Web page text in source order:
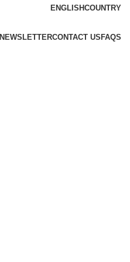
ENGLISHCOUNTRY
NEWSLETTERCONTACT US FAQS